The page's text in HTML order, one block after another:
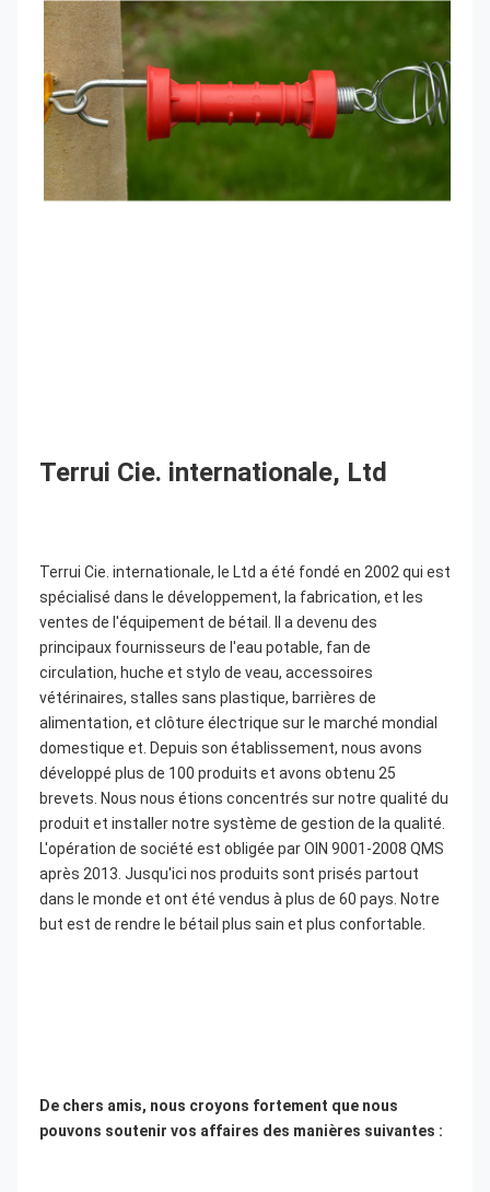
Terrui Cie. internationale, Ltd
Terrui Cie. internationale, le Ltd a été fondé en 2002 qui est
spécialisé dans le développement, la fabrication, et les
ventes de l'équipement de bétail. Il a devenu des
principaux fournisseurs de l'eau potable, fan de
circulation, huche et stylo de veau, accessoires
vétérinaires, stalles sans plastique, barrières de
alimentation, et clôture électrique sur le marché mondial
domestique et. Depuis son établissement, nous avons
développé plus de 100 produits et avons obtenu 25
brevets. Nous nous étions concentrés sur notre qualité du
produit et installer notre système de gestion de la qualité.
L'opération de société est obligée par OIN 9001-2008 QMS
après 2013. Jusqu'ici nos produits sont prisés partout
dans le monde et ont été vendus à plus de 60 pays. Notre
but est de rendre le bétail plus sain et plus confortable.
De chers amis, nous croyons fortement que nous
pouvons soutenir vos affaires des manières suivantes :